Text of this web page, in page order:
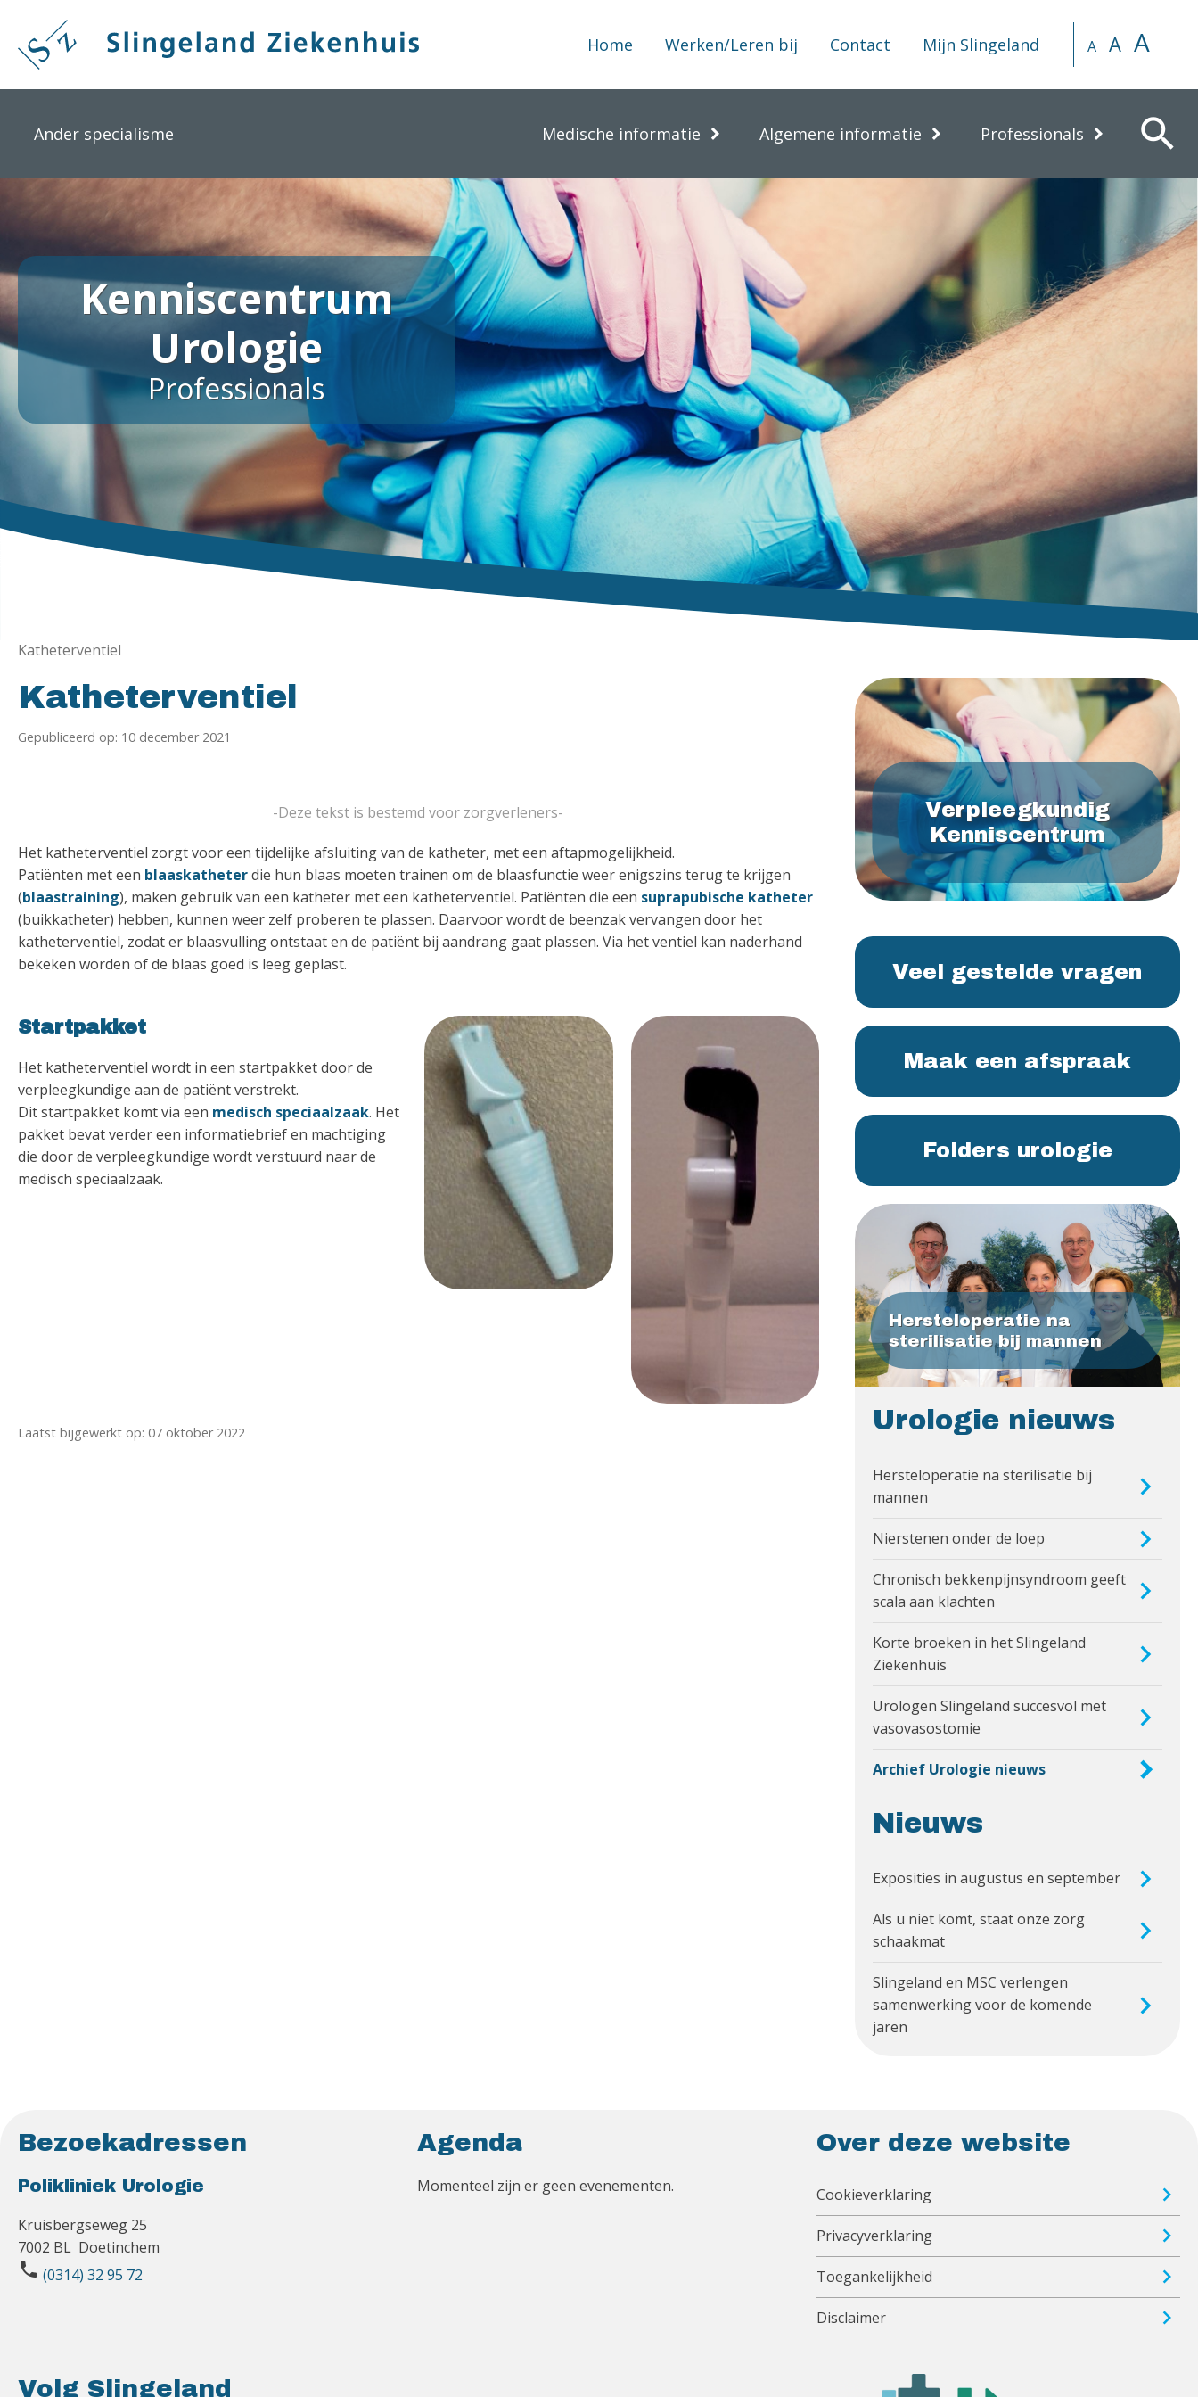
naar
Home Werken/Leren bij Contact Mijn Slingeland A A A
Ander specialisme Medische informatie Algemene informatie Professionals search
Kenniscentrum
Urologie
Professionals
Katheterventiel
Katheterventiel
Gepubliceerd op: 10 december 2021
-Deze tekst is bestemd voor zorgverleners-
Het katheterventiel zorgt voor een tijdelijke afsluiting van de katheter, met een aftapmogelijkheid.
Patiënten met een blaaskatheterdie hun blaas moeten trainen om de blaasfunctie weer enigszins terug te krijgen
(blaastraining), maken gebruik van een katheter met een katheterventiel. Patiënten die een suprapubische katheter
(buikkatheter) hebben, kunnen weer zelf proberen te plassen. Daarvoor wordt de beenzak vervangen door het
katheterventiel, zodat er blaasvulling ontstaat en de patiënt bij aandrang gaat plassen. Via het ventiel kan naderhand
bekeken worden of de blaas goed is leeg geplast.
Startpakket
Het katheterventiel wordt in een startpakket door de
verpleegkundige aan de patiënt verstrekt.
Dit startpakket komt via een medisch speciaalzaak. Het
pakket bevat verder een informatiebrief en machtiging
die door de verpleegkundige wordt verstuurd naar de
medisch speciaalzaak.
Laatst bijgewerkt op: 07 oktober 2022
Verpleegkundig
Kenniscentrum
Veel gestelde vragen
Maak een afspraak
Folders urologie
Hersteloperatie na
sterilisatie bij mannen
Urologie nieuws
Hersteloperatie na sterilisatie bij
mannen
Nierstenen onder de loep
Chronisch bekkenpijnsyndroom geeft
scala aan klachten
Korte broeken in het Slingeland
Ziekenhuis
Urologen Slingeland succesvol met
vasovasostomie
Archief Urologie nieuws
Nieuws
Exposities in augustus en september
Als u niet komt, staat onze zorg
schaakmat
Slingeland en MSC verlengen
samenwerking voor de komende
jaren
Bezoekadressen
Polikliniek Urologie
Kruisbergseweg 25
7002 BL Doetinchem
phone (0314) 32 95 72
Volg Slingeland
Agenda
Momenteel zijn er geen evenementen.
Over deze website
Cookieverklaring
Privacyverklaring
Toegankelijkheid
Disclaimer